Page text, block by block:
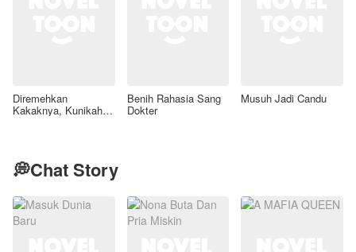
Diremehkan
Kakaknya, Kunikahi
Benih Rahasia Sang
Dokter
Musuh Jadi Candu
💭Chat Story